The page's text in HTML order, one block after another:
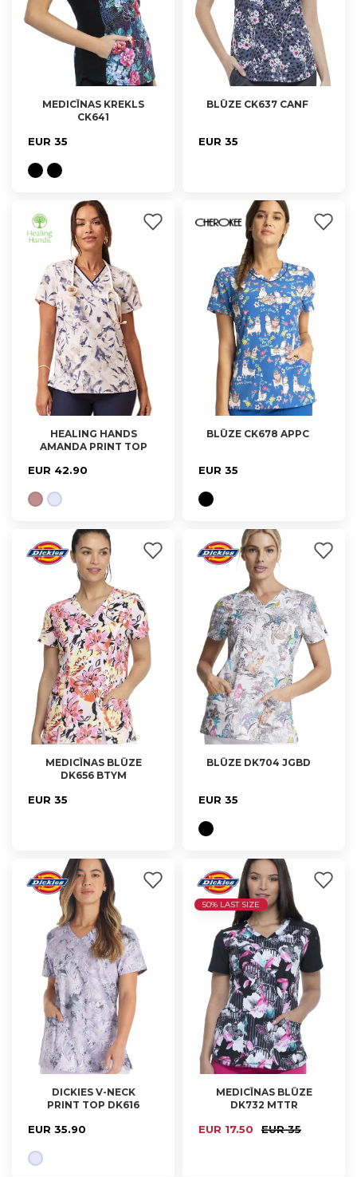
XS, S
MEDICĪNAS KREKLS
CK641
EUR 35
BLŪZE CK637 CANF
EUR 35
XS, S, M
HEALING HANDS
AMANDA PRINT TOP
EUR 42.90
BLŪZE CK678 APPC
EUR 35
XS, S
MEDICĪNAS BLŪZE
DK656 BTYM
EUR 35
BLŪZE DK704 JGBD
EUR 35
XS, M
DICKIES V-NECK
PRINT TOP DK616
EUR 35.90
50% LAST SIZE
XS
MEDICĪNAS BLŪZE
DK732 MTTR
EUR 17.50 EUR 35